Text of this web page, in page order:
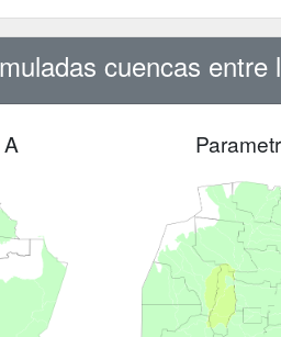
cuencas